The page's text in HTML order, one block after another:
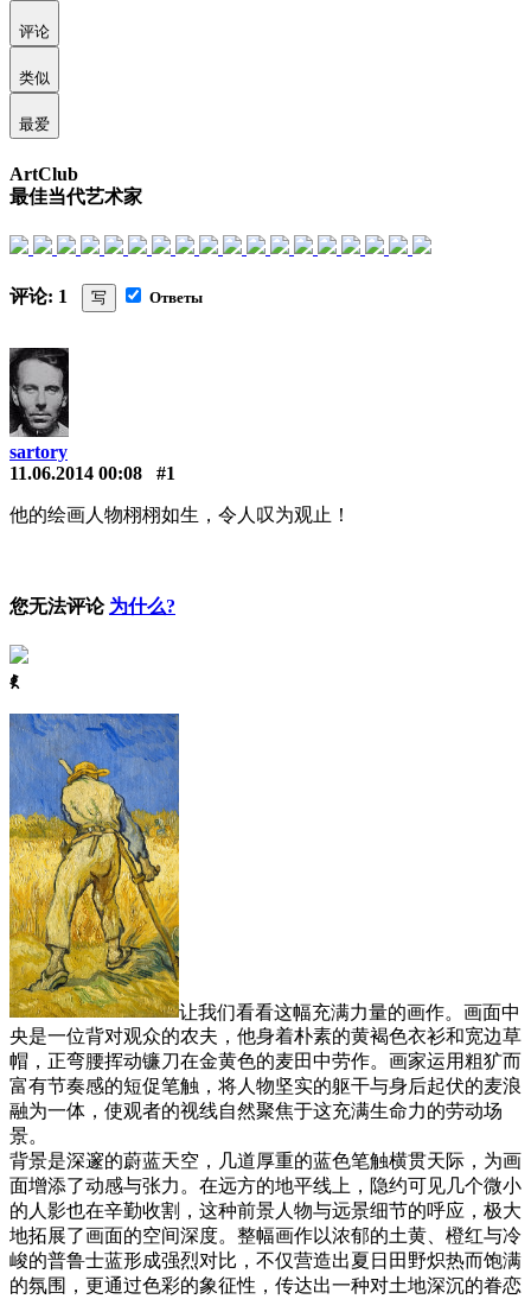
评论
类似
最爱
ArtClub
最佳当代艺术家
评论: 1 写 Ответы
sartory
11.06.2014 00:08
#1
他的绘画人物栩栩如生，令人叹为观止！
您无法评论 为什么?
ꈅ
让我们看看这幅充满力量的画作。画面中
央是一位背对观众的农夫，他身着朴素的黄褐色衣衫和宽边草
帽，正弯腰挥动镰刀在金黄色的麦田中劳作。画家运用粗犷而
富有节奏感的短促笔触，将人物坚实的躯干与身后起伏的麦浪
融为一体，使观者的视线自然聚焦于这充满生命力的劳动场
景。
背景是深邃的蔚蓝天空，几道厚重的蓝色笔触横贯天际，为画
面增添了动感与张力。在远方的地平线上，隐约可见几个微小
的人影也在辛勤收割，这种前景人物与远景细节的呼应，极大
地拓展了画面的空间深度。整幅画作以浓郁的土黄、橙红与冷
峻的普鲁士蓝形成强烈对比，不仅营造出夏日田野炽热而饱满
的氛围，更通过色彩的象征性，传达出一种对土地深沉的眷恋